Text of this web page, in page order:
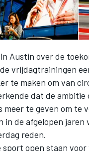
Austin over de
vrijdagtrainingen
te maken om van
dat de ambitie
te geven om te
in de afgelopen
reden.
sport open staan